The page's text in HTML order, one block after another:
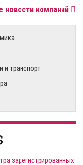
новости компаний
и транспорт
зарегистрированных